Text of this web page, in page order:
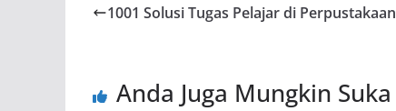
1001 Solusi Tugas Pelajar di Perpustakaan
Anda Juga Mungkin Suka